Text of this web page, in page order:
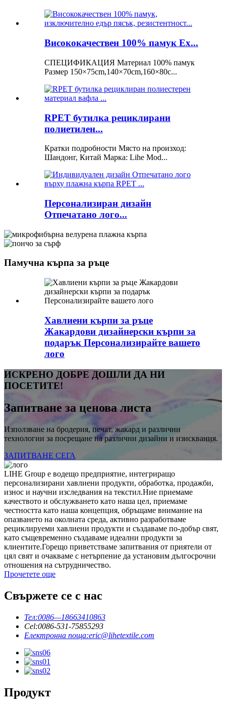
Висококачествен 100% памук Ex...
СПЕЦИФИКАЦИЯ Материал 100% памук
Размер 150×75cm,140×70cm,160×80c...
RPET бутилка рециклирани
полиетилен...
Кратки подробности Място на произход:
Шандонг, Китай Марка: Lihe Mod...
Персонализиран дизайн
Отпечатано лого...
Памучна кърпа за ръце
Хавлиени кърпи за ръце
Жакардови дизайнерски кърпи за
подарък Персонализирайте вашето
лого
ИСКРЕНО ДОБРЕ ДОШЛИ ДА НИ
ПОСЕТИТЕ!
Запитване за ценова листа
Използване на бродерия, печат, жакард и различни
технологии за посрещане на различни дизайни и изисквания.
ЗАПИТВАНЕ СЕГА
LIHE Group е водещо предприятие, интегриращо
персонализирани хавлиени продукти, обработка, продажби,
износ и научни изследвания на текстил.Ние приемаме
качеството и обслужването като наша цел, приемаме
честността като наша концепция, обръщаме внимание на
опазването на околната среда, активно разработваме
рециклируеми хавлиени продукти и създаваме по-добър свят,
като същевременно създаваме идеални продукти за
клиентите.Горещо приветстваме запитвания от приятели от
цял ​​свят и очакваме с нетърпение да установим дългосрочни
отношения на сътрудничество.
Прочетете още
Свържете се с нас
Тел:0086—18663410863
Cel:0086-531-75855293
Електронна поща:eric@lihetextile.com
Продукт